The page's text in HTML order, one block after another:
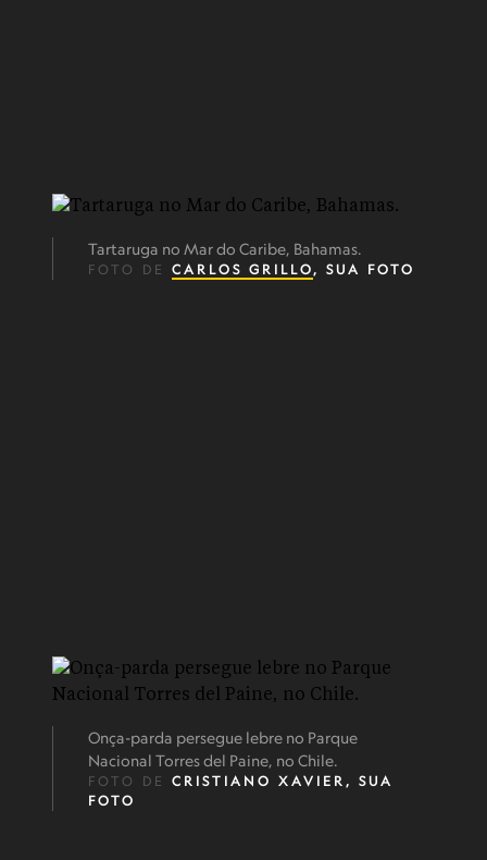
Tartaruga no Mar do Caribe, Bahamas.
FOTO DE CARLOS GRILLO, SUA FOTO
Onça-parda persegue lebre no Parque
Nacional Torres del Paine, no Chile.
FOTO DE CRISTIANO XAVIER, SUA
FOTO